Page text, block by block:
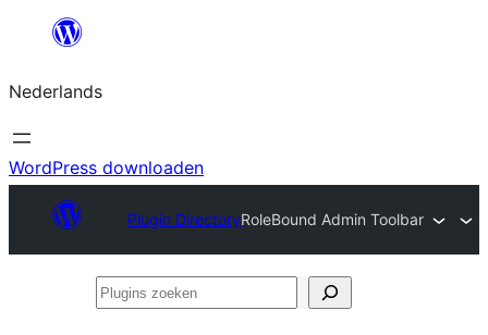
de
inhoud
Nederlands
WordPress downloaden
Plugin DirectoryRoleBound Admin Toolbar
Plugins